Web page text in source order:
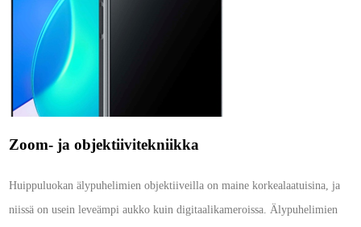
Zoom- ja objektiivitekniikka
Huippuluokan älypuhelimien objektiiveilla on maine korkealaatuisina, ja
niissä on usein leveämpi aukko kuin digitaalikameroissa. Älypuhelimien